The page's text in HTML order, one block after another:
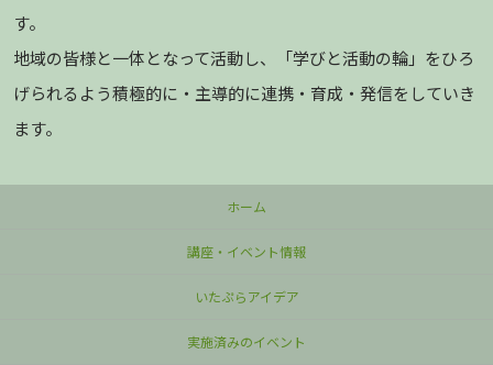
す。
地域の皆様と一体となって活動し、「学びと活動の輪」をひろ
げられるよう積極的に・主導的に連携・育成・発信をしていき
ます。
ホーム
講座・イベント情報
いたぷらアイデア
実施済みのイベント